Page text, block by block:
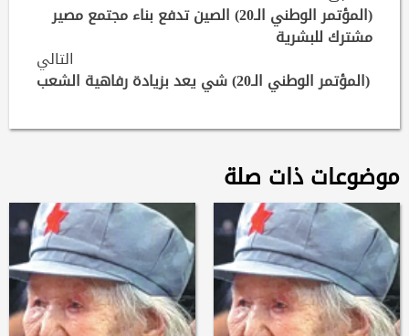
Reading (المؤتمر الوطني الـ20) الصين تدفع بناء مجتمع مصير
مشترك للبشرية
التالي
(المؤتمر الوطني الـ20) شي يعد بزيادة رفاهية الشعب
موضوعات ذات صلة